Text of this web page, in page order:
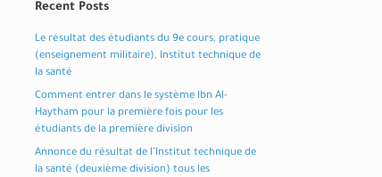
Recent Posts
Le résultat des étudiants du 9e cours, pratique
(enseignement militaire), Institut technique de
la santé
Comment entrer dans le système Ibn Al-
Haytham pour la première fois pour les
étudiants de la première division
Annonce du résultat de l’Institut technique de
la santé (deuxième division) tous les